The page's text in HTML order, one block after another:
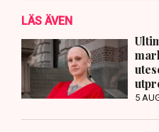
LÄS ÄVEN
5